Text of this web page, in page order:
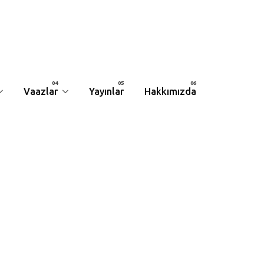
Vaazlar Yayınlar Hakkımızda